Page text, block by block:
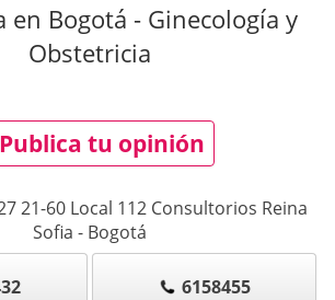
en Bogotá - Ginecología y
Obstetricia
Publica tu opinión
21-60 Local 112 Consultorios Reina
Sofia - Bogotá
6158455